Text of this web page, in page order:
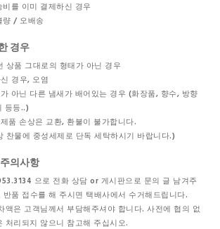
를 이미 결제하신 경우
량 / 오배송
경우
상품 그대로의 형태가 아닌 경우
경우, 오염
아닌 다른 냄새가 배어있는 경우 (화장품, 향수, 방향
등등..)
품 손상은 교환, 환불이 불가합니다.
찬물에 중성세제로 단독 세탁하시기 바랍니다.)
의사항
으로 전화 상담 or 게시판으로 문의 글 남겨주
반품 접수를 해 주시면 택배사에서 수거해드립니다.
액은 고객님께서 부담해주셔야 합니다. 사전에 협의 없
처리되지 않으니 참고해 주십시오.